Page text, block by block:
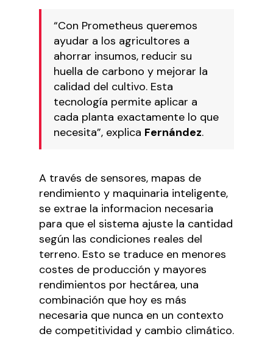
“Con Prometheus queremos
ayudar a los agricultores a
ahorrar insumos, reducir su
huella de carbono y mejorar la
calidad del cultivo. Esta
tecnología permite aplicar a
cada planta exactamente lo que
necesita”, explica Fernández.
A través de sensores, mapas de
rendimiento y maquinaria inteligente,
se extrae la informacion necesaria
para que el sistema ajuste la cantidad
según las condiciones reales del
terreno. Esto se traduce en menores
costes de producción y mayores
rendimientos por hectárea, una
combinación que hoy es más
necesaria que nunca en un contexto
de competitividad y cambio climático.